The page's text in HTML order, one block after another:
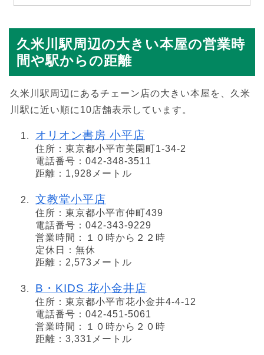
久米川駅周辺の大きい本屋の営業時
間や駅からの距離
久米川駅周辺にあるチェーン店の大きい本屋を、久米
川駅に近い順に10店舗表示しています。
オリオン書房 小平店
住所：東京都小平市美園町1-34-2
電話番号：042-348-3511
距離：1,928メートル
文教堂小平店
住所：東京都小平市仲町439
電話番号：042-343-9229
営業時間：１０時から２２時
定休日：無休
距離：2,573メートル
B・KIDS 花小金井店
住所：東京都小平市花小金井4-4-12
電話番号：042-451-5061
営業時間：１０時から２０時
距離：3,331メートル